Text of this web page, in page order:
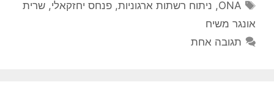
תגיות
ONA
, ניתוח רשתות ארגוניות,פנחס יחזקאלי,שרית
אונגר משיח
תגובה אחת